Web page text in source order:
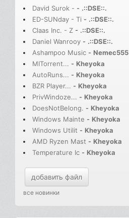
David Surok - - .::DSE::.
ED-SUNday - Ti - .::DSE::.
Claas Inc. - Z - .::DSE::.
Daniel Wanrooy - .::DSE::.
Ashampoo Music - Nemec555
MITorrent... - Kheyoka
AutoRuns... - Kheyoka
BZR Player... - Kheyoka
PrivWindoze... - Kheyoka
DoesNotBelong. - Kheyoka
Windows Mainte - Kheyoka
Windows Utilit - Kheyoka
AMD Ryzen Mast - Kheyoka
Temperature Ic - Kheyoka
добавить файл
все новинки